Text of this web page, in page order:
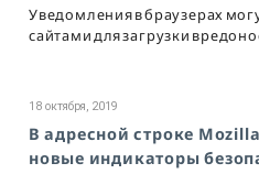
Уведомления в браузерах
сайтами для загрузки
18 октября, 2019
В адресной строке
новые индикаторы